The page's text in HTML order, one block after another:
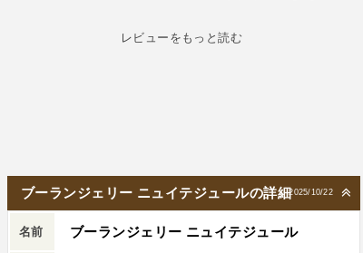
レビューをもっと読む
2025/10/22
ブーランジェリー ニュイテジュールの詳細
名前 ブーランジェリー ニュイテジュール